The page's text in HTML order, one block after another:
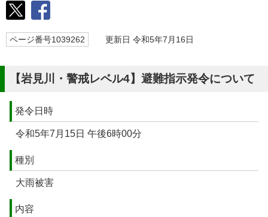
ページ番号1039262 更新日 令和5年7月16日
【岩見川・警戒レベル4】避難指示発令について
発令日時
令和5年7月15日 午後6時00分
種別
大雨被害
内容